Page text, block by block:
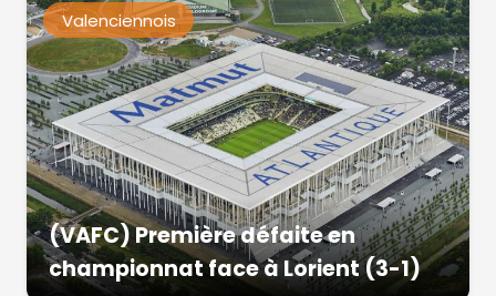
Valenciennois
(VAFC) Première défaite en
championnat face à Lorient (3-1)